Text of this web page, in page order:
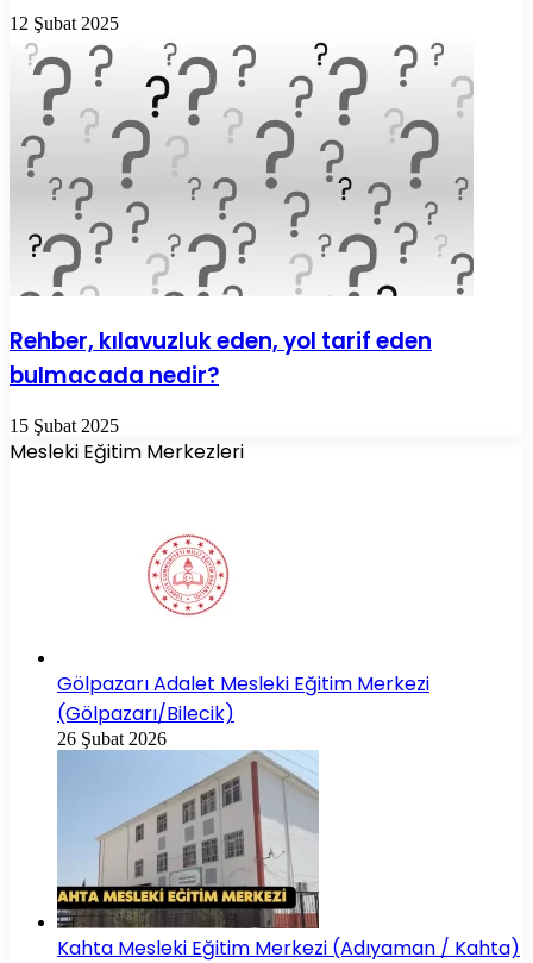
12 Şubat 2025
Rehber, kılavuzluk eden, yol tarif eden
bulmacada nedir?
15 Şubat 2025
Mesleki Eğitim Merkezleri
Gölpazarı Adalet Mesleki Eğitim Merkezi
(Gölpazarı/Bilecik)
26 Şubat 2026
Kahta Mesleki Eğitim Merkezi (Adıyaman / Kahta)